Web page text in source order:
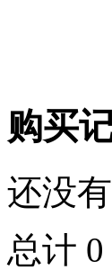
购买
还没
总计